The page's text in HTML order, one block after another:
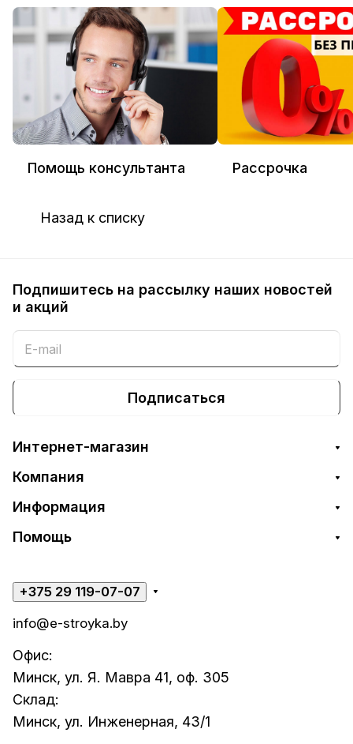
Помощь консультанта Рассрочка
Назад к списку
Подпишитесь на рассылку наших новостей
и акций
Подписаться
Интернет-магазин
Компания
Информация
Помощь
+375 29 119-07-07
info@e-stroyka.by
Офис:
Минск, ул. Я. Мавра 41, оф. 305
Склад:
Минск, ул. Инженерная, 43/1